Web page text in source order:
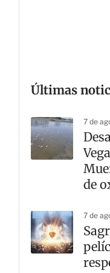
Últimas
7 de
de
7 de